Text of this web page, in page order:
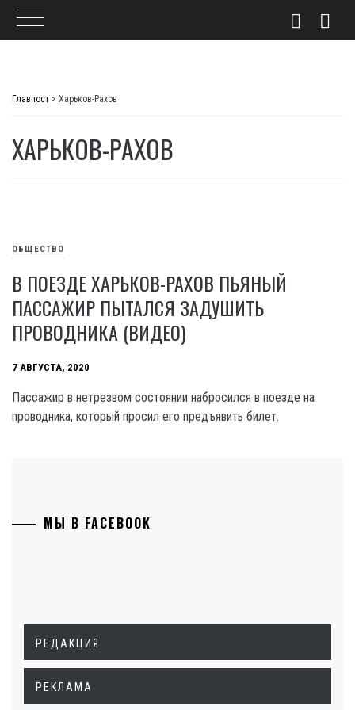
Главпост > Харьков-Рахов
ХАРЬКОВ-РАХОВ
ОБЩЕСТВО
В ПОЕЗДЕ ХАРЬКОВ-РАХОВ ПЬЯНЫЙ
ПАССАЖИР ПЫТАЛСЯ ЗАДУШИТЬ
ПРОВОДНИКА (ВИДЕО)
7 АВГУСТА, 2020
Пассажир в нетрезвом состоянии набросился в поезде на
проводника, который просил его предъявить билет.
МЫ В FACEBOOK
РЕДАКЦИЯ
РЕКЛАМА